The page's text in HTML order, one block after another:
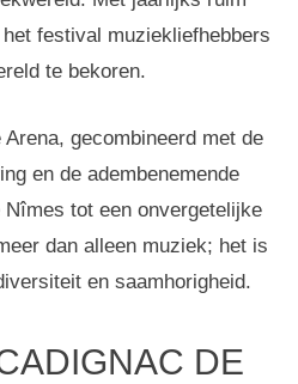
festival muziekliefhebbers
te bekoren.
gecombineerd met de
en de adembenemende
tot een onvergetelijke
dan alleen muziek; het is
en saamhorigheid.
DE